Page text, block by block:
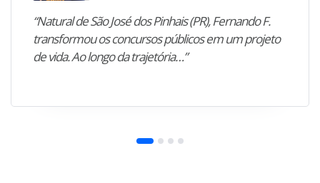
“Natural de São José dos Pinhais (PR), Fernando F.
transformou os concursos públicos em um projeto
de vida. Ao longo da trajetória…”